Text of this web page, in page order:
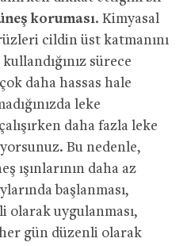
koruması. Kimyasal
cildin üst katmanını
sürece
daha hassas hale
leke
daha fazla leke
Bu nedenle,
ışınlarının daha az
başlanması,
olarak uygulanması,
gün düzenli olarak